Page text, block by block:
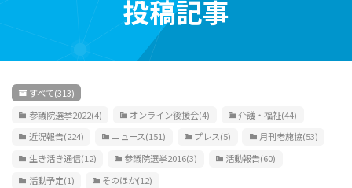
投稿記事
すべて(313)
参議院選挙2022(4) オンライン後援会(4) 介護・福祉(44)
近況報告(224) ニュース(151) プレス(5) 月刊老施協(53)
生き活き通信(12) 参議院選挙2016(3) 活動報告(60)
活動予定(1) そのほか(12)